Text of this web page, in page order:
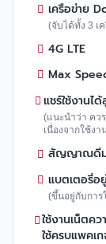
เครือข่าย
(จับได้ทั้ง 3 เ
4G LTE
Max
แชร์ใช้งานไ
(แนะนำว่า คว
เนื่องจากใช้งา
สัญญาณดีม
แบตเตอรี่อ
(ขึ้นอยู่กับการ
ใช้งานเน็ตค
ใช้ครบแพค